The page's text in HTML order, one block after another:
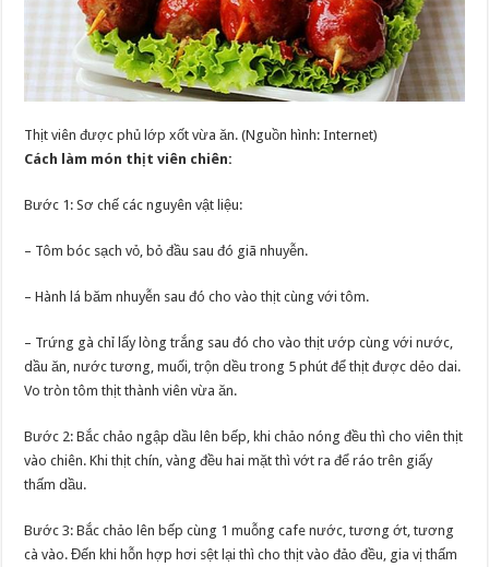
Thịt viên được phủ lớp xốt vừa ăn. (Nguồn hình: Internet)
Cách làm món thịt viên chiên:
Bước 1: Sơ chế các nguyên vật liệu:
– Tôm bóc sạch vỏ, bỏ đầu sau đó giã nhuyễn.
– Hành lá băm nhuyễn sau đó cho vào thịt cùng với tôm.
– Trứng gà chỉ lấy lòng trắng sau đó cho vào thịt ướp cùng với nước,
dầu ăn, nước tương, muối, trộn dều trong 5 phút để thịt được dẻo dai.
Vo tròn tôm thịt thành viên vừa ăn.
Bước 2: Bắc chảo ngập dầu lên bếp, khi chảo nóng đều thì cho viên thịt
vào chiên. Khi thịt chín, vàng đều hai mặt thì vớt ra để ráo trên giấy
thấm dầu.
Bước 3: Bắc chảo lên bếp cùng 1 muỗng cafe nước, tương ớt, tương
cà vào. Đến khi hỗn hợp hơi sệt lại thì cho thịt vào đảo đều, gia vị thấm